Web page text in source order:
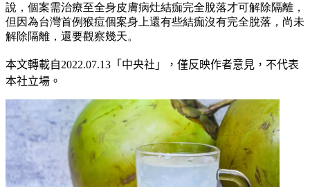
說，個案需治療至全身皮膚病灶結痂完全脫落才可解除隔離，
但因為台灣首例猴痘個案身上還有些結痂沒有完全脫落，尚未
解除隔離，還要觀察幾天。
本文轉載自2022.07.13 「中央社」
，僅反映作者意見，不代表
本社立場。